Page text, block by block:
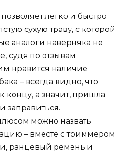
легко и быстро
сухую траву, с которой
аналоги наверняка не
судя по отзывам
нравится наличие
– всегда видно, что
концу, а значит, пришла
заправиться.
можно назвать
– вместе с триммером
ранцевый ремень и